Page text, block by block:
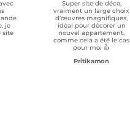
je
site
Super site de déco,
vraiment un large choix
d’œuvres magnifiques,
idéal pour décorer un
nouvel appartement,
comme cela a été le cas
pour moi 👍
Pritikamon